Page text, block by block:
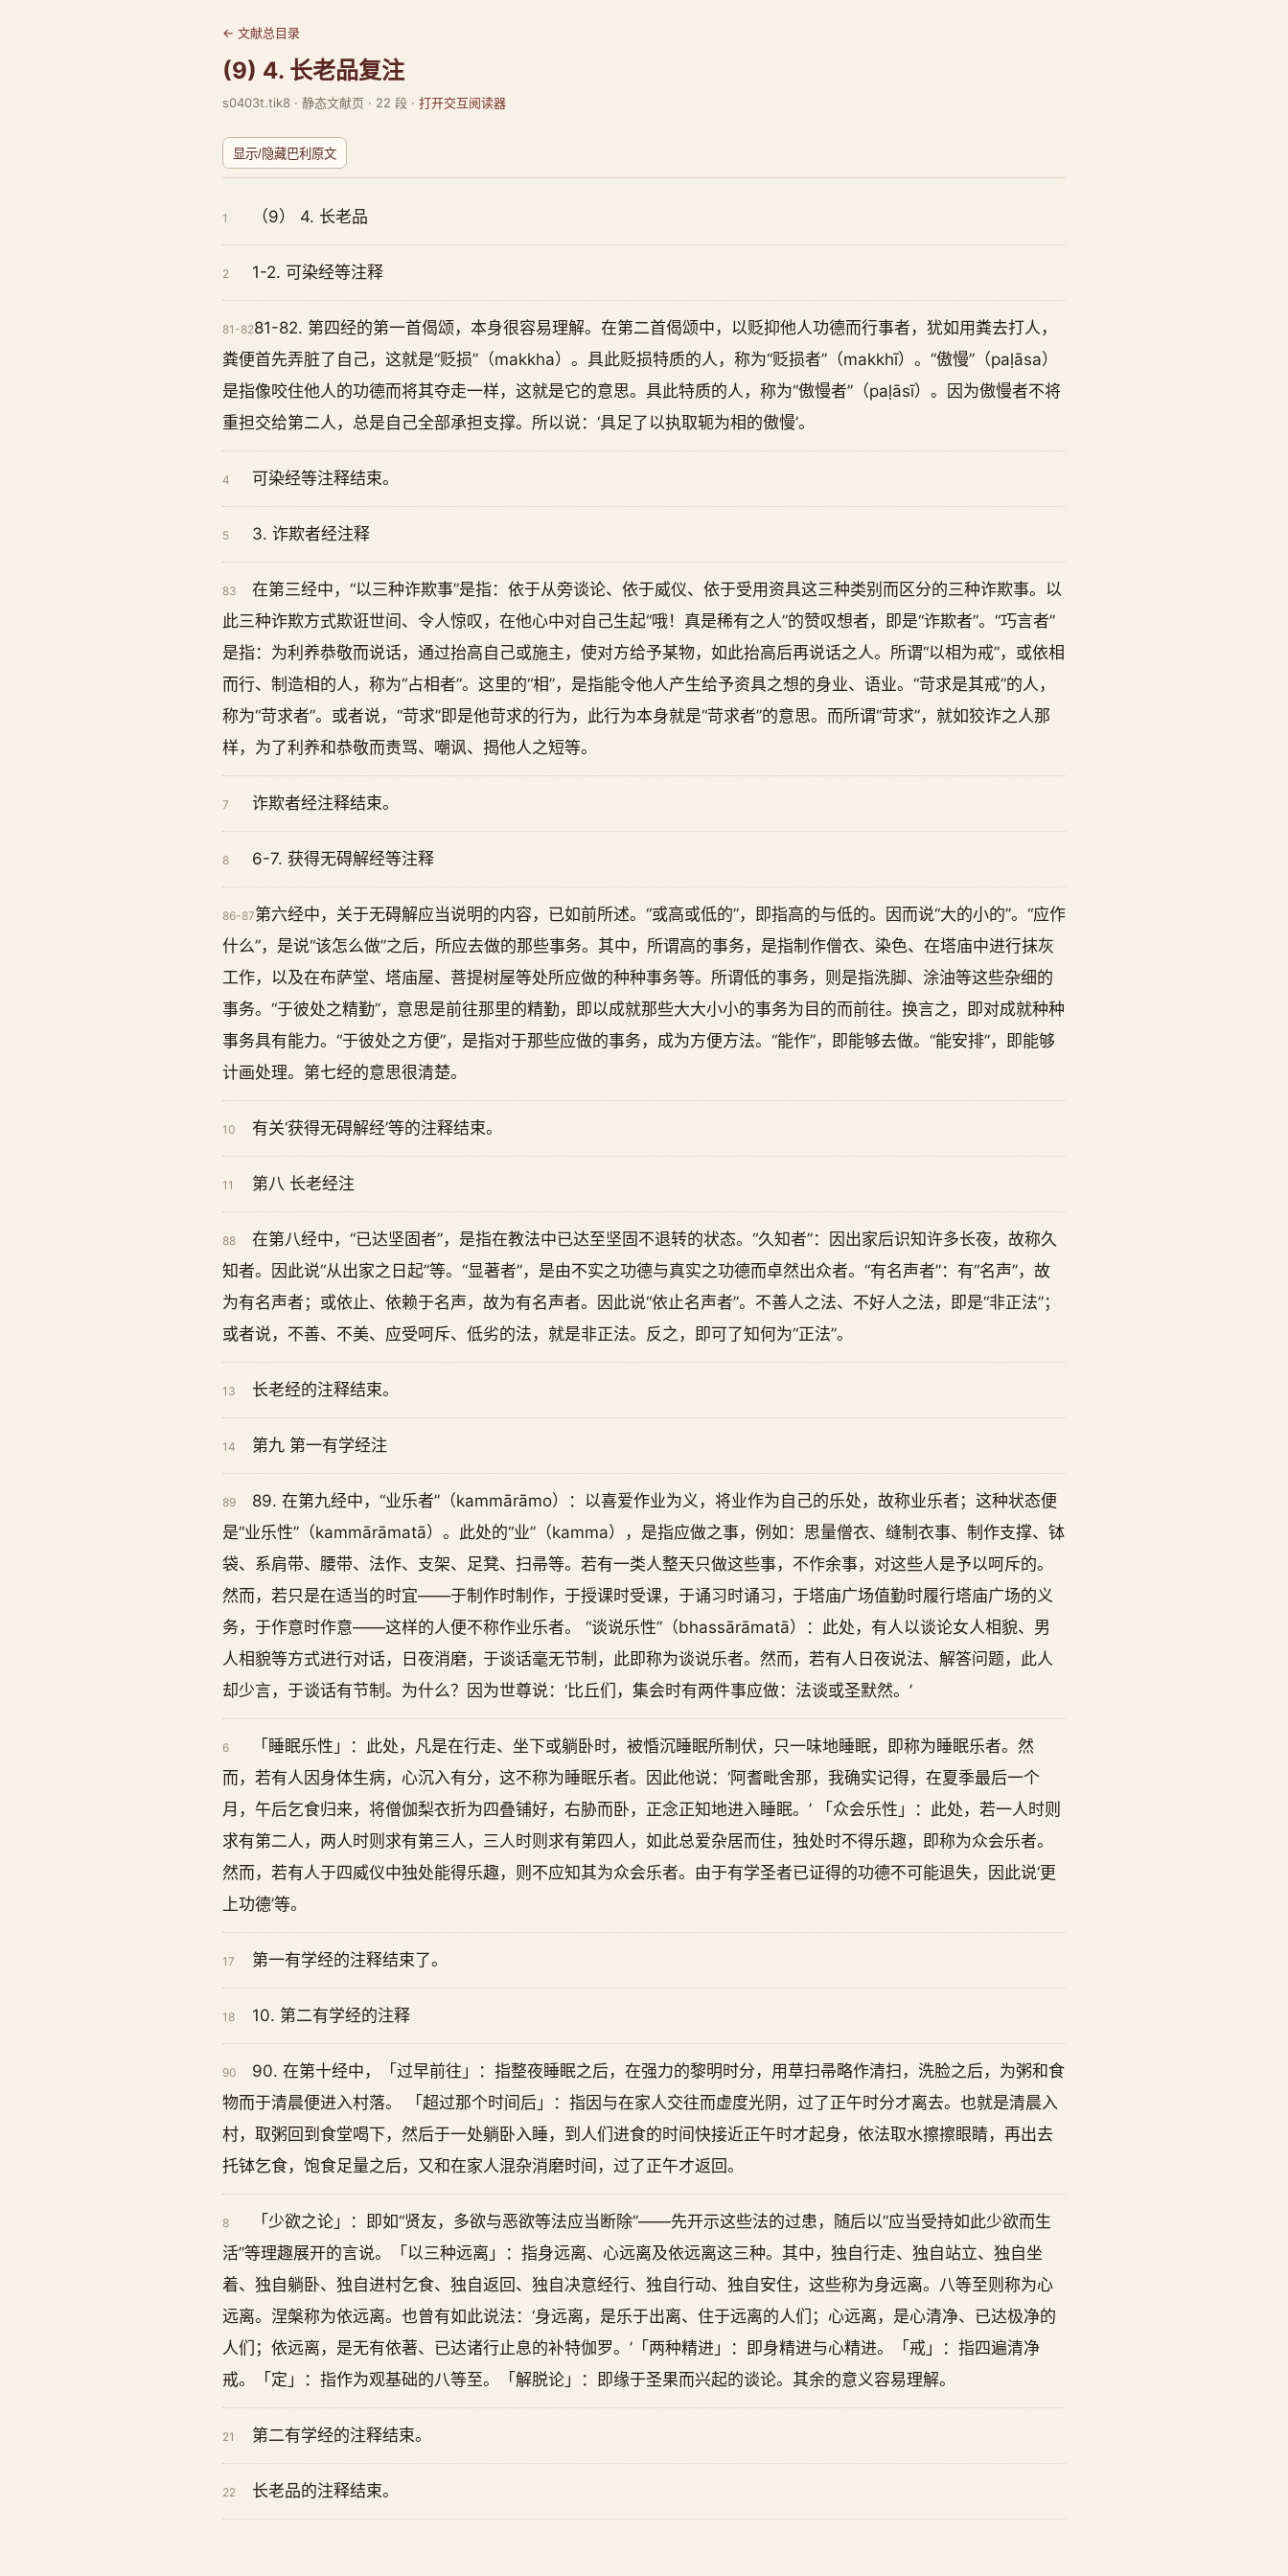
← 文献总目录
(9) 4. 长老品复注
s0403t.tik8 · 静态文献页 · 22 段 · 打开交互阅读器
显示/隐藏巴利原文
1 （9） 4. 长老品
2 1-2. 可染经等注释
81-8281-82. 第四经的第一首偈颂，本身很容易理解。在第二首偈颂中，以贬抑他人功德而行事者，犹如用粪去打人，
粪便首先弄脏了自己，这就是“贬损”（makkha）。具此贬损特质的人，称为“贬损者”（makkhī）。“傲慢”（paḷāsa）
是指像咬住他人的功德而将其夺走一样，这就是它的意思。具此特质的人，称为“傲慢者”（paḷāsī）。因为傲慢者不将
重担交给第二人，总是自己全部承担支撑。所以说：‘具足了以执取轭为相的傲慢’。
4 可染经等注释结束。
5 3. 诈欺者经注释
83
在第三经中，“以三种诈欺事”是指：依于从旁谈论、依于威仪、依于受用资具这三种类别而区分的三种诈欺事。以
此三种诈欺方式欺诳世间、令人惊叹，在他心中对自己生起“哦！真是稀有之人”的赞叹想者，即是“诈欺者”。“巧言者”
是指：为利养恭敬而说话，通过抬高自己或施主，使对方给予某物，如此抬高后再说话之人。所谓“以相为戒”，或依相
而行、制造相的人，称为“占相者”。这里的“相”，是指能令他人产生给予资具之想的身业、语业。“苛求是其戒”的人，
称为“苛求者”。或者说，“苛求”即是他苛求的行为，此行为本身就是“苛求者”的意思。而所谓“苛求”，就如狡诈之人那
样，为了利养和恭敬而责骂、嘲讽、揭他人之短等。
7 诈欺者经注释结束。
8 6-7. 获得无碍解经等注释
86-87第六经中，关于无碍解应当说明的内容，已如前所述。“或高或低的”，即指高的与低的。因而说“大的小的”。“应作
什么”，是说“该怎么做”之后，所应去做的那些事务。其中，所谓高的事务，是指制作僧衣、染色、在塔庙中进行抹灰
工作，以及在布萨堂、塔庙屋、菩提树屋等处所应做的种种事务等。所谓低的事务，则是指洗脚、涂油等这些杂细的
事务。“于彼处之精勤”，意思是前往那里的精勤，即以成就那些大大小小的事务为目的而前往。换言之，即对成就种种
事务具有能力。“于彼处之方便”，是指对于那些应做的事务，成为方便方法。“能作”，即能够去做。“能安排”，即能够
计画处理。第七经的意思很清楚。
10 有关‘获得无碍解经’等的注释结束。
11 第八 长老经注
88
在第八经中，“已达坚固者”，是指在教法中已达至坚固不退转的状态。“久知者”：因出家后识知许多长夜，故称久
知者。因此说“从出家之日起”等。“显著者”，是由不实之功德与真实之功德而卓然出众者。“有名声者”：有“名声”，故
为有名声者；或依止、依赖于名声，故为有名声者。因此说“依止名声者”。不善人之法、不好人之法，即是“非正法”；
或者说，不善、不美、应受呵斥、低劣的法，就是非正法。反之，即可了知何为“正法”。
13 长老经的注释结束。
14 第九 第一有学经注
89
89. 在第九经中，“业乐者”（kammārāmo）：以喜爱作业为义，将业作为自己的乐处，故称业乐者；这种状态便
是“业乐性”（kammārāmatā）。此处的“业”（kamma），是指应做之事，例如：思量僧衣、缝制衣事、制作支撑、钵
袋、系肩带、腰带、法作、支架、足凳、扫帚等。若有一类人整天只做这些事，不作余事，对这些人是予以呵斥的。
然而，若只是在适当的时宜——于制作时制作，于授课时受课，于诵习时诵习，于塔庙广场值勤时履行塔庙广场的义
务，于作意时作意——这样的人便不称作业乐者。 “谈说乐性”（bhassārāmatā）：此处，有人以谈论女人相貌、男
人相貌等方式进行对话，日夜消磨，于谈话毫无节制，此即称为谈说乐者。然而，若有人日夜说法、解答问题，此人
却少言，于谈话有节制。为什么？因为世尊说：‘比丘们，集会时有两件事应做：法谈或圣默然。’
6
「睡眠乐性」：此处，凡是在行走、坐下或躺卧时，被惛沉睡眠所制伏，只一味地睡眠，即称为睡眠乐者。然
而，若有人因身体生病，心沉入有分，这不称为睡眠乐者。因此他说：‘阿耆毗舍那，我确实记得，在夏季最后一个
月，午后乞食归来，将僧伽梨衣折为四叠铺好，右胁而卧，正念正知地进入睡眠。’ 「众会乐性」：此处，若一人时则
求有第二人，两人时则求有第三人，三人时则求有第四人，如此总爱杂居而住，独处时不得乐趣，即称为众会乐者。
然而，若有人于四威仪中独处能得乐趣，则不应知其为众会乐者。由于有学圣者已证得的功德不可能退失，因此说‘更
上功德’等。
17 第一有学经的注释结束了。
18 10. 第二有学经的注释
90
90. 在第十经中，「过早前往」：指整夜睡眠之后，在强力的黎明时分，用草扫帚略作清扫，洗脸之后，为粥和食
物而于清晨便进入村落。 「超过那个时间后」：指因与在家人交往而虚度光阴，过了正午时分才离去。也就是清晨入
村，取粥回到食堂喝下，然后于一处躺卧入睡，到人们进食的时间快接近正午时才起身，依法取水擦擦眼睛，再出去
托钵乞食，饱食足量之后，又和在家人混杂消磨时间，过了正午才返回。
8
「少欲之论」：即如“贤友，多欲与恶欲等法应当断除”——先开示这些法的过患，随后以“应当受持如此少欲而生
活”等理趣展开的言说。「以三种远离」：指身远离、心远离及依远离这三种。其中，独自行走、独自站立、独自坐
着、独自躺卧、独自进村乞食、独自返回、独自决意经行、独自行动、独自安住，这些称为身远离。八等至则称为心
远离。涅槃称为依远离。也曾有如此说法：‘身远离，是乐于出离、住于远离的人们；心远离，是心清净、已达极净的
人们；依远离，是无有依著、已达诸行止息的补特伽罗。’「两种精进」：即身精进与心精进。「戒」：指四遍清净
戒。「定」：指作为观基础的八等至。「解脱论」：即缘于圣果而兴起的谈论。其余的意义容易理解。
21 第二有学经的注释结束。
22 长老品的注释结束。